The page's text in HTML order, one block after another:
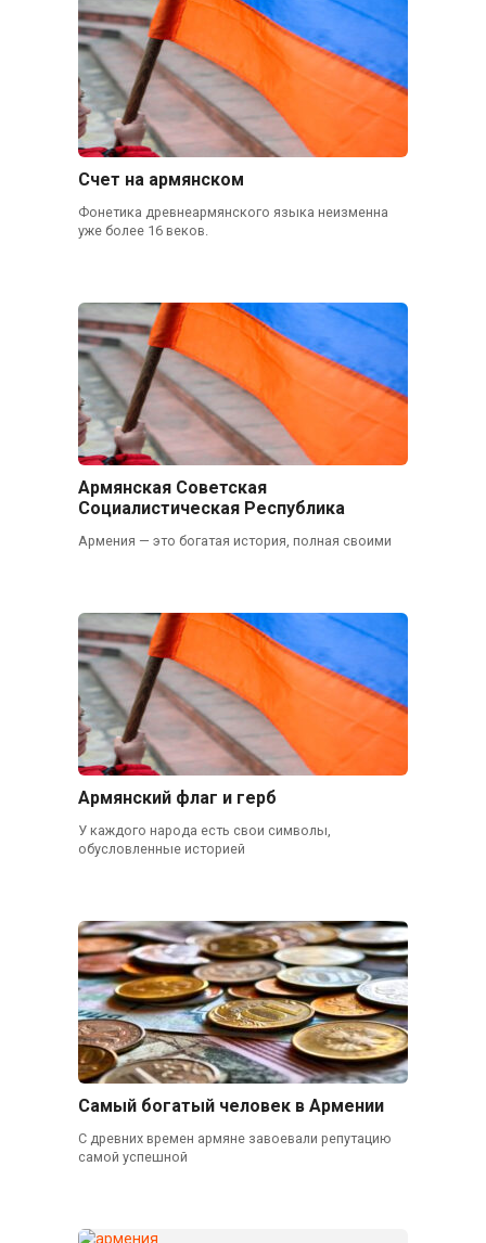
Счет на армянском
Фонетика древнеармянского языка неизменна
уже более 16 веков.
Армянская Советская
Социалистическая Республика
Армения — это богатая история, полная своими
Армянский флаг и герб
У каждого народа есть свои символы,
обусловленные историей
Самый богатый человек в Армении
С древних времен армяне завоевали репутацию
самой успешной